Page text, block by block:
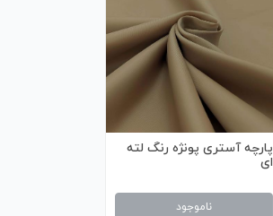
پارچه آستری پونژه رنگ لته
ای
ناموجود